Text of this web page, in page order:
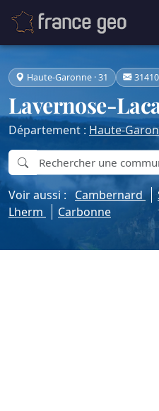
Haute-Garonne · 31 31410
Lavernose-
Département : Haute-
Voir aussi : Cambernard
Lherm
Carbonne